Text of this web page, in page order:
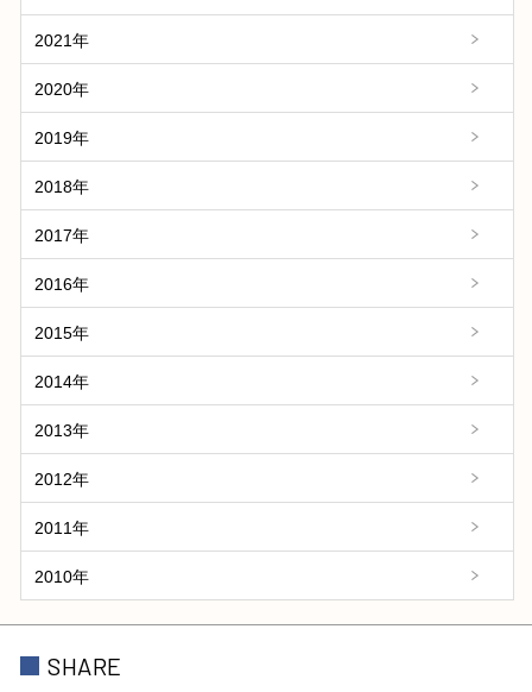
2021年
2020年
2019年
2018年
2017年
2016年
2015年
2014年
2013年
2012年
2011年
2010年
SHARE